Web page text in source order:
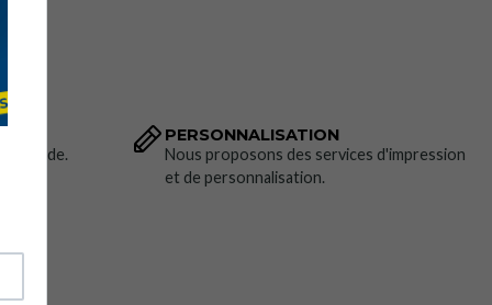
portable.
non amovible avec col en laine.
pour une protection accrue.
: Jaune fluorescent/bleu marine et orange fluorescent/bleu
PERSONNALISATION
Nous proposons des services d'impression
et de personnalisation.